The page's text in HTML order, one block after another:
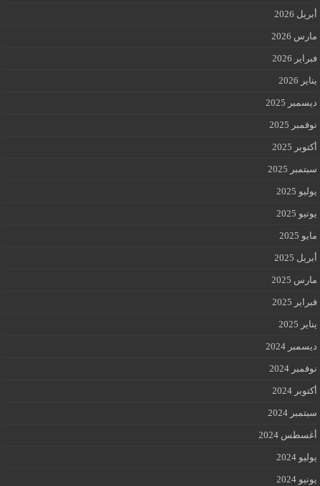
أبريل 2026
مارس 2026
فبراير 2026
يناير 2026
ديسمبر 2025
نوفمبر 2025
أكتوبر 2025
سبتمبر 2025
يوليو 2025
يونيو 2025
مايو 2025
أبريل 2025
مارس 2025
فبراير 2025
يناير 2025
ديسمبر 2024
نوفمبر 2024
أكتوبر 2024
سبتمبر 2024
أغسطس 2024
يوليو 2024
يونيو 2024